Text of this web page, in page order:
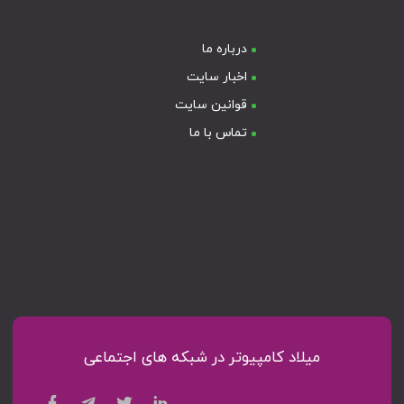
درباره ما
اخبار سایت
قوانین سایت
تماس با ما
میلاد کامپیوتر در شبکه های اجتماعی